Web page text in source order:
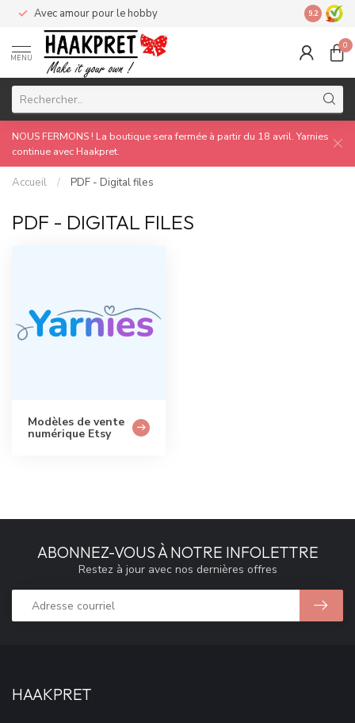
Avec amour pour le hobby Made by
9.2
MENU
0
NOUS FERMONS ! La boutique sera fermée à partir du 18 avril. Yarnies
continue avec Haakpret.
Accueil / PDF - Digital files
PDF - DIGITAL FILES
Modèles de vente
numérique Etsy
ABONNEZ-VOUS À NOTRE INFOLETTRE
Restez à jour avec nos dernières offres
HAAKPRET